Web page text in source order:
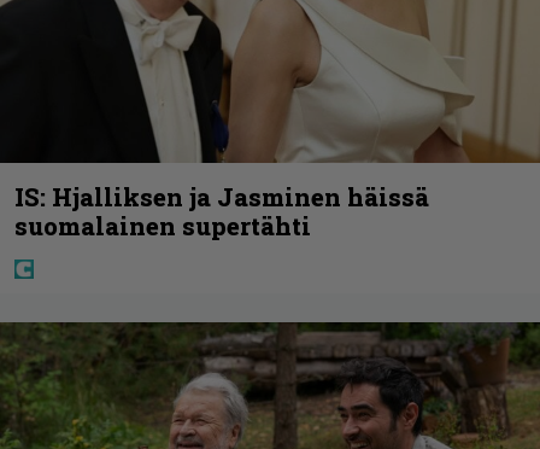
IS: Hjalliksen ja Jasminen häissä
suomalainen supertähti